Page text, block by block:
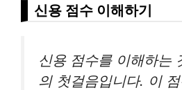
신용 점수 이해하기
신용 점수를 이해하는
의 첫걸음입니다. 이